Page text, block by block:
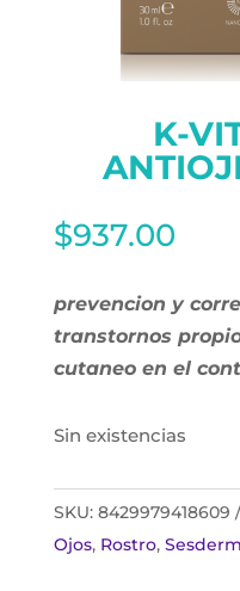
K-
$937.00
prevencion y
transtornos
cutaneo en el
Sin existencias
SKU: 8429979418609
Ojos, Rostro,